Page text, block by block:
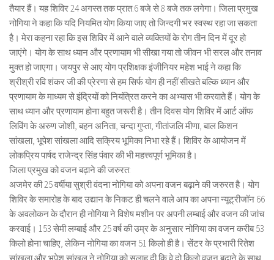
तैयार हैं। यह शिविर 24 अगस्त तक प्रात:6 बजे से 8 बजे तक लगेगा। जिला प्रमुख
नोगिया ने कहा कि यदि नियमित योग किया जाए तो जिन्दगी भर स्वस्थ रहा जा सकता
है। मेरा कहना रहा कि इस शिविर में आने वाले व्यक्तियों के रोग तीन दिन में दूर हो
जाएंगे। योग के साथ ध्यान और प्रणायाम भी सीखा गया तो जीवन भी सरल और तनाव
मुक्त हो जाएगा। जयपुर से आए योग प्रशिक्षक इंजीनियर महेश भाई ने कहा कि
श्रीश्री रवि शंकर जी की प्रेरणा से हम सिर्फ योग ही नहीं सीखते बल्कि ध्यान और
प्रणायाम के माध्यम से इंद्रियों को नियंत्रित करने का अभ्यास भी करवाते हैं। योग के
साथ ध्यान और प्रणायाम होना बहुत जरूरी है। तीन दिवस योग शिविर में आर्ट ऑफ
लिविंग के अरुण जोशी, बहन अनिता, चन्दा गुप्ता, गीतांजलि मीणा, बाल किशन
सांखला, भूपेश सांखला आदि सक्रिय भूमिका निभा रहे हैं। शिविर के आयोजन में
लोकप्रिय पार्षद राजेन्द्र सिंह पंवार की भी महत्त्वपूर्ण भूमिका है।
जिला प्रमुख को वजन बढ़ाने की जरुरत:
अजमेर की 25 वर्षीया सुश्री वंदना नोगिया को अपना वजन बढ़ाने की जरुरत है। योग
शिविर के समारोह के बाद उद्यान के निकट ही चलने वाले आप का अपना न्यूट्रीजॉन 66
के अवलोकन के दौरान ही नोगिया ने विशेष मशीन पर अपनी लम्बाई और वजन की जांच
करवाई। 153 सेमी लम्बाई और 25 वर्ष की उम्र के अनुसार नोगिया का वजन करीब 53
किलो होना चाहिए, लेकिन नोगिया का वजन 51 किलो ही है। सेंटर के प्रभारी रितेश